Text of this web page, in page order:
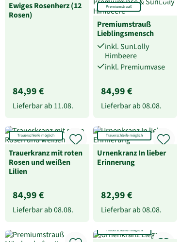
Ewiges Rosenherz (12
Rosen)
84,99 €
Lieferbar ab 11.08.
Premiumstrauß
Premiumstrauß
Lieblingsmensch
inkl. SunLolly
Himbeere
inkl. Premiumvase
84,99 €
Lieferbar ab08.08.
Trauerschleife möglich
Trauerkranz mit roten
Rosen und weißen
Lilien
84,99 €
Lieferbar ab08.08.
Trauerschleife möglich
Urnenkranz In lieber
Erinnerung
82,99 €
Lieferbar ab08.08.
Trauerschleife möglich